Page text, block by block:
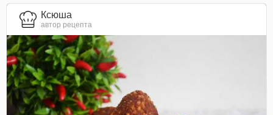
Ксюша
автор рецепта